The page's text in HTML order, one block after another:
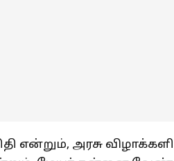
என்றும், அரசு